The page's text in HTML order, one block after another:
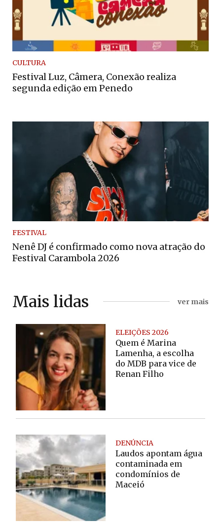
CULTURA
Festival Luz, Câmera, Conexão realiza
segunda edição em Penedo
FESTIVAL
Nenê DJ é confirmado como nova atração do
Festival Carambola 2026
Mais lidas ver mais
ELEIÇÕES 2026
Quem é Marina
Lamenha, a escolha
do MDB para vice de
Renan Filho
DENÚNCIA
Laudos apontam água
contaminada em
condomínios de
Maceió